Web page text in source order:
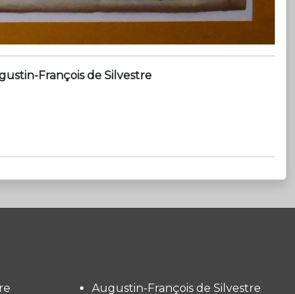
François de Silvestre
Augustin-François de Silvestre